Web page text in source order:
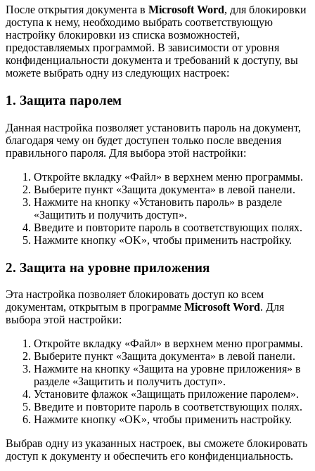
После открытия документа в Microsoft Word, для блокировки
доступа к нему, необходимо выбрать соответствующую
настройку блокировки из списка возможностей,
предоставляемых программой. В зависимости от уровня
конфиденциальности документа и требований к доступу, вы
можете выбрать одну из следующих настроек:
1. Защита паролем
Данная настройка позволяет установить пароль на документ,
благодаря чему он будет доступен только после введения
правильного пароля. Для выбора этой настройки:
Откройте вкладку «Файл» в верхнем меню программы.
Выберите пункт «Защита документа» в левой панели.
Нажмите на кнопку «Установить пароль» в разделе
«Защитить и получить доступ».
Введите и повторите пароль в соответствующих полях.
Нажмите кнопку «OK», чтобы применить настройку.
2. Защита на уровне приложения
Эта настройка позволяет блокировать доступ ко всем
документам, открытым в программе Microsoft Word. Для
выбора этой настройки:
Откройте вкладку «Файл» в верхнем меню программы.
Выберите пункт «Защита документа» в левой панели.
Нажмите на кнопку «Защита на уровне приложения» в
разделе «Защитить и получить доступ».
Установите флажок «Защищать приложение паролем».
Введите и повторите пароль в соответствующих полях.
Нажмите кнопку «OK», чтобы применить настройку.
Выбрав одну из указанных настроек, вы сможете блокировать
доступ к документу и обеспечить его конфиденциальность.